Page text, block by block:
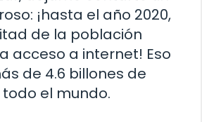
¡hasta el año 2020,
de la población
acceso a internet! Eso
de 4.6 billones de
el mundo.